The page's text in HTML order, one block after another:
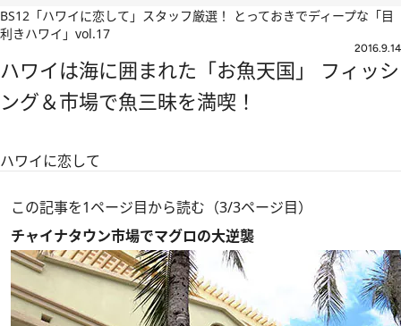
BS12「ハワイに恋して」スタッフ厳選！ とっておきでディープな「目
利きハワイ」 vol.17
2016.9.14
ハワイは海に囲まれた「お魚天国」 フィッシ
ング＆市場で魚三昧を満喫！
ハワイに恋して
この記事を1ページ目から読む（3/3ページ目）
チャイナタウン市場でマグロの大逆襲